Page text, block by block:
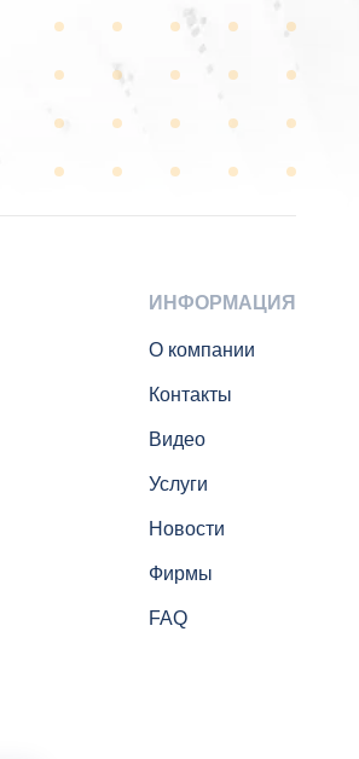
ИНФОРМАЦИЯ
О компании
Контакты
Видео
Услуги
Новости
Фирмы
FAQ